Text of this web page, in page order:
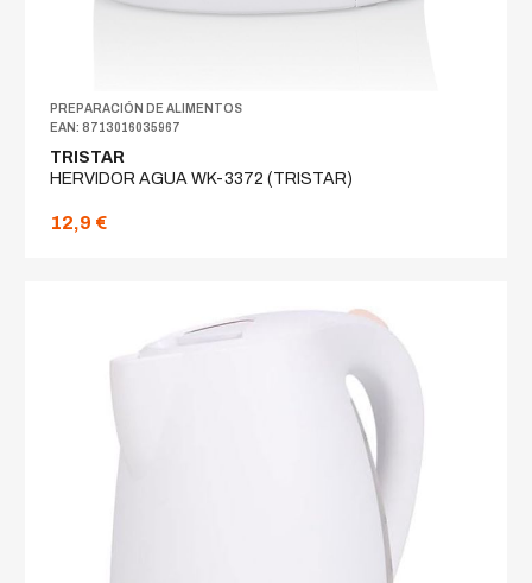
PREPARACIÓN DE ALIMENTOS
EAN: 8713016035967
TRISTAR
HERVIDOR AGUA WK-3372 (TRISTAR)
12,9 €